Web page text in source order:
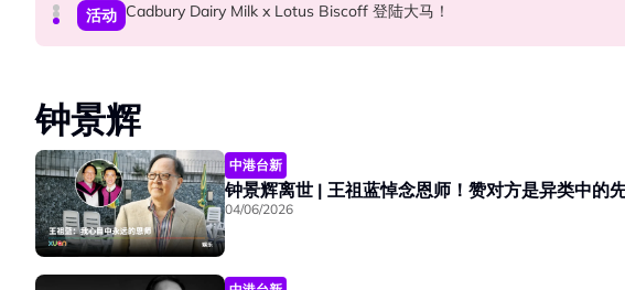
本地星闻 Henn国贤 “Aunty Henn 脱口秀专场 《笑笑笑笑丧》”！10月31日登场
国际星闻 Tom Holland “Spiderman” 替身曝光！“替完蜘蛛人，马上又去演忍者”
活动 Cadbury Dairy Milk x Lotus Biscoff 登陆大马！
钟景辉
中港台新
04/06/2026